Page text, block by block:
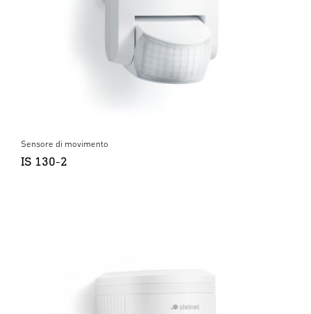
Sensore di movimento
IS 130-2